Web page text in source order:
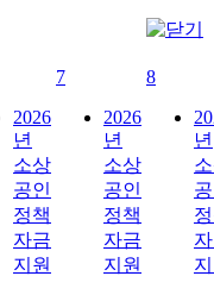
2026
년
소상
공인
정책
자금
지원
7
2026
년
소상
공인
정책
자금
지원
8
년